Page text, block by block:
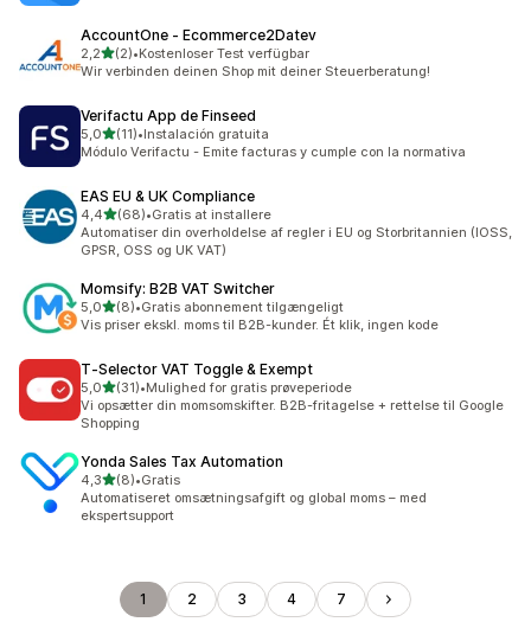
AccountOne ‑ Ecommerce2Datev
2,2ud af 5 stjerner
(2)
2 anmeldelser i alt
•Kostenloser Test verfügbar
Wir verbinden deinen Shop mit deiner Steuerberatung!
Verifactu App de Finseed
5,0ud af 5 stjerner
(11)
11 anmeldelser i alt
•Instalación gratuita
Módulo Verifactu - Emite facturas y cumple con la normativa
EAS EU & UK Compliance
4,4ud af 5 stjerner
(68)
68 anmeldelser i alt
•Gratis at installere
Automatiser din overholdelse af regler i EU og Storbritannien (IOSS,
GPSR, OSS og UK VAT)
Momsify: B2B VAT Switcher
5,0ud af 5 stjerner
(8)
8 anmeldelser i alt
•Gratis abonnement tilgængeligt
Vis priser ekskl. moms til B2B-kunder. Ét klik, ingen kode
T‑Selector VAT Toggle & Exempt
5,0ud af 5 stjerner
(31)
31 anmeldelser i alt
•Mulighed for gratis prøveperiode
Vi opsætter din momsomskifter. B2B-fritagelse + rettelse til Google
Shopping
Yonda Sales Tax Automation
4,3ud af 5 stjerner
(8)
8 anmeldelser i alt
•Gratis
Automatiseret omsætningsafgift og global moms – med
ekspertsupport
1 2 3 4 7